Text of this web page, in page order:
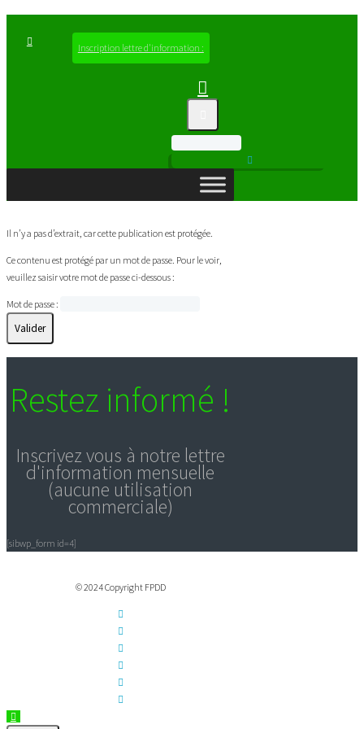
Inscription lettre d'information :
Il n’y a pas d’extrait, car cette publication est protégée.
Ce contenu est protégé par un mot de passe. Pour le voir,
veuillez saisir votre mot de passe ci-dessous :
Mot de passe :
Restez informé !
Inscrivez vous à notre lettre
d'information mensuelle
(aucune utilisation
commerciale)
[sibwp_form id=4]
© 2024 Copyright FPDD